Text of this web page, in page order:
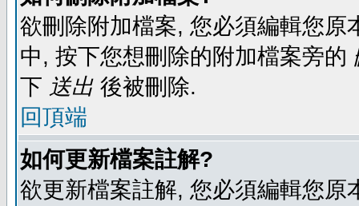
欲刪除附加檔案, 您必須編輯您
中, 按下您想刪除的附加檔案旁的
下 送出 後被刪除.
回頂端
如何更新檔案註解?
欲更新檔案註解, 您必須編輯您